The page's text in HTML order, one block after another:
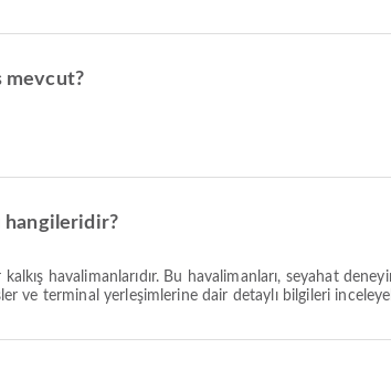
mevcut?
hangileridir?
havalimanlarıdır. Bu havalimanları, seyahat
ve terminal yerleşimlerine dair detaylı bilgileri